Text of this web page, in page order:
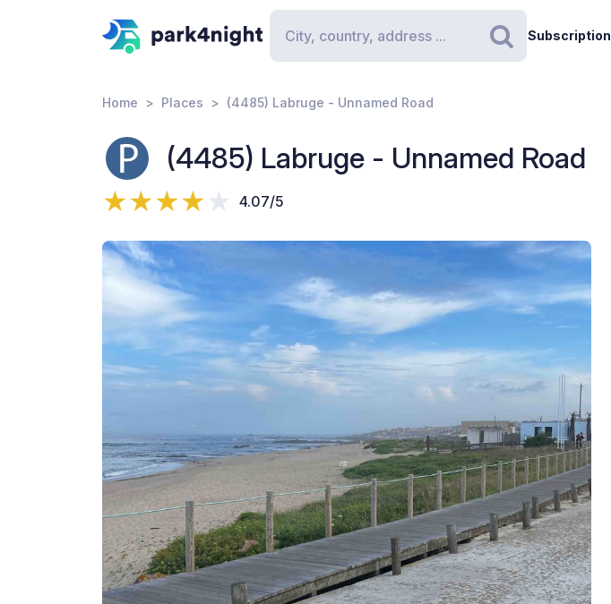
Search
Subscription
Home Places (4485) Labruge - Unnamed Road
(4485) Labruge - Unnamed Road
4.07/5